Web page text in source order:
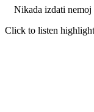
Nikada izdati
Click to listen